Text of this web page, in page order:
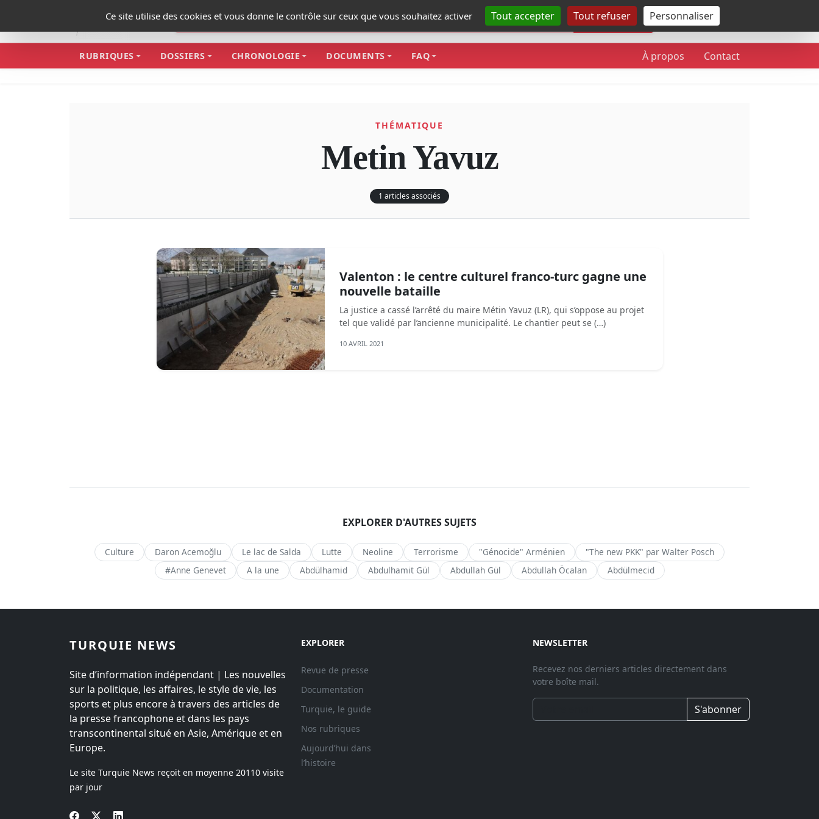
Ce site utilise des cookies et vous donne le contrôle sur ceux que vous souhaitez activer Tout accepter Tout refuser Personnaliser
Rechercher
RUBRIQUES DOSSIERS CHRONOLOGIE DOCUMENTS FAQ À propos Contact
THÉMATIQUE
Metin Yavuz
1 articles associés
Valenton : le centre culturel franco-turc gagne une
nouvelle bataille
La justice a cassé l’arrêté du maire Métin Yavuz (LR), qui s’oppose au projet
tel que validé par l’ancienne municipalité. Le chantier peut se (…)
10 AVRIL 2021
EXPLORER D'AUTRES SUJETS
Culture Daron Acemoğlu Le lac de Salda Lutte Neoline Terrorisme "Génocide" Arménien
"The new PKK" par Walter Posch
#Anne Genevet
A la une Abdülhamid Abdulhamit Gül Abdullah Gül Abdullah Öcalan Abdülmecid
TURQUIE NEWS
Site d’information indépendant | Les nouvelles
sur la politique, les affaires, le style de vie, les
sports et plus encore à travers des articles de
la presse francophone et dans les pays
transcontinental situé en Asie, Amérique et en
Europe.
Le site Turquie News reçoit en moyenne 20110 visite
par jour
EXPLORER
Revue de presse
Documentation
Turquie, le guide
Nos rubriques
Aujourd’hui dans
l’histoire
NEWSLETTER
Recevez nos derniers articles directement dans
votre boîte mail.
S'abonner